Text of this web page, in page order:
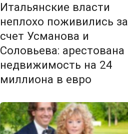
Итальянские власти
неплохо поживились за
счет Усманова и
Соловьева: арестована
недвижимость на 24
миллиона в евро